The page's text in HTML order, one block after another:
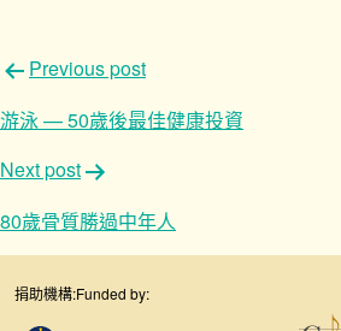
文
章
導
覽
Previous post
游泳 — 50歲後最佳健康投資
Next post
80歲骨質勝過中年人
捐助機構:Funded by: